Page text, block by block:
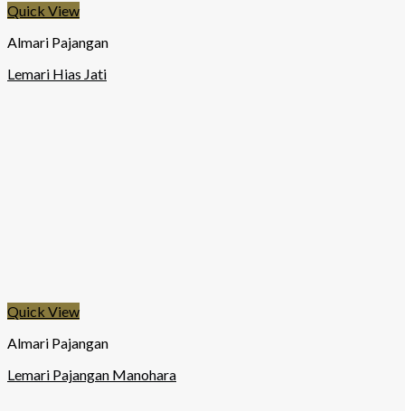
Quick View
Almari Pajangan
Lemari Hias Jati
Quick View
Almari Pajangan
Lemari Pajangan Manohara